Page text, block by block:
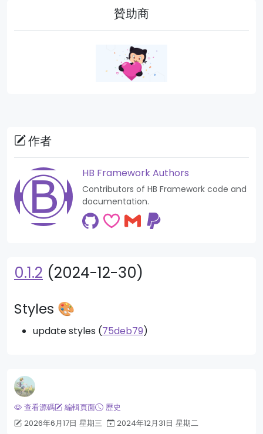
贊助商
作者
HB Framework Authors
Contributors of HB Framework code and
documentation.
0.1.2 (2024-12-30)
Styles 🎨
update styles (75deb79)
查看源碼 編輯頁面
歷史
2026年6月17日 星期三
2024年12月31日 星期二